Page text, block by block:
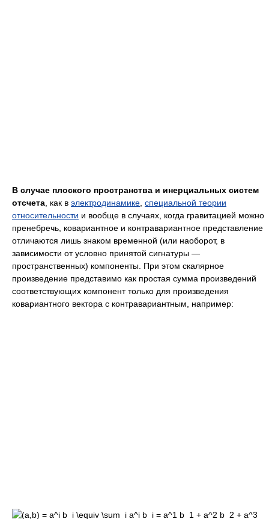
В случае плоского пространства и инерциальных систем
отсчета , как в электродинамике специальной теории
относительности и вообще в случаях, когда гравитацией можно
пренебречь, ковариантное и контравариантное представление
отличаются лишь знаком временной (или наоборот, в
зависимости от условно принятой сигнатуры —
пространственных) компоненты. При этом скалярное
произведение представимо как простая сумма произведений
соответствующих компонент только для произведения
ковариантного вектора с контравариантным, например: